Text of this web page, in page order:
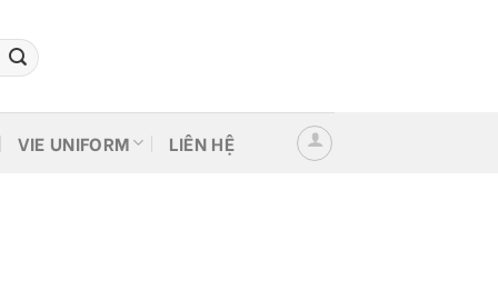
VIE UNIFORM LIÊN HỆ